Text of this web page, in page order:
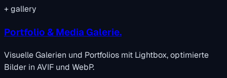
+gallery
Portfolio & Media Galerie.
Visuelle Galerien und Portfolios mit Lightbox, optimierte
Bilder in AVIF und WebP.